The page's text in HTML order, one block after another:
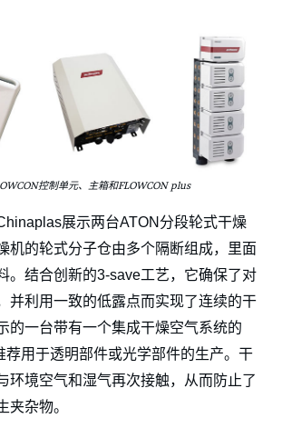
控制单元、主箱和FLOWCON plus
展示两台ATON分段轮式干燥
机的轮式分子仓由多个隔断组成，里面
。结合创新的3-save工艺，它确保了对
并利用一致的低露点而实现了连续的干
的一台带有一个集成干燥空气系统的
荐用于透明部件或光学部件的生产。干
环境空气和湿气再次接触，从而防止了
夹杂物。